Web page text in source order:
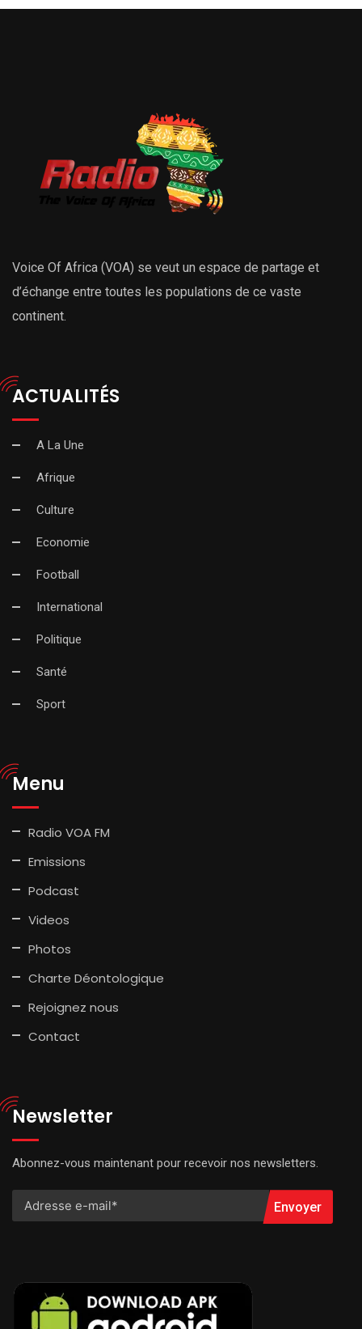
Voice Of Africa (VOA) se veut un espace de partage et
d’échange entre toutes les populations de ce vaste
continent.
ACTUALITÉS
A La Une
Afrique
Culture
Economie
Football
International
Politique
Santé
Sport
Menu
Radio VOA FM
Emissions
Podcast
Videos
Photos
Charte Déontologique
Rejoignez nous
Contact
Newsletter
Abonnez-vous maintenant pour recevoir nos newsletters.
Envoyer